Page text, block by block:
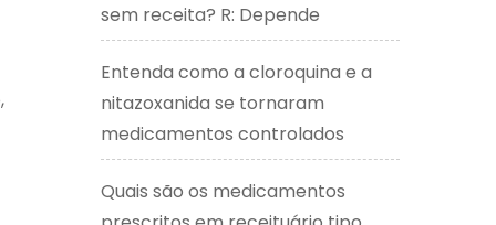
sem receita? R: Depende
Entenda como a cloroquina e a
nitazoxanida se tornaram
medicamentos controlados
Quais são os medicamentos